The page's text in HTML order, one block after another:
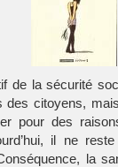
de la sécurité
des citoyens,
pour des
il ne
la